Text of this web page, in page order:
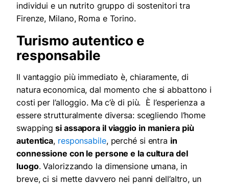
individui e un nutrito gruppo di sostenitori tra
Firenze, Milano, Roma e Torino.
Turismo autentico e
responsabile
Il vantaggio più immediato è, chiaramente, di
natura economica, dal momento che si abbattono i
costi per l’alloggio. Ma c’è di più. È l’esperienza a
essere strutturalmente diversa: scegliendo l’home
swapping si assapora il viaggio in maniera più
autentica, responsabile, perché si entra in
connessione con le persone e la cultura del
luogo. Valorizzando la dimensione umana, in
breve, ci si mette davvero nei panni dell’altro, un